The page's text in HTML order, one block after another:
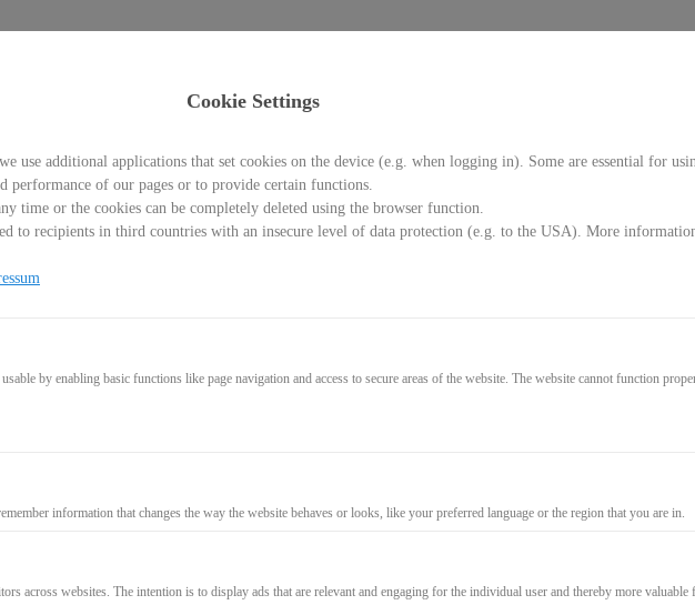
verborgene Macht deines
Cookie Settings
use additional applications that set cookies on the device (e.g. when logging in). Some are essential for
performance of our pages or to provide certain functions.
time or the cookies can be completely deleted using the browser function.
to recipients in third countries with an insecure level of data protection (e.g. to the USA). More
by enabling basic functions like page navigation and access to secure areas of the website. The website cannot function
information that changes the way the website behaves or looks, like your preferred language or the region that you are in.
across websites. The intention is to display ads that are relevant and engaging for the individual user and thereby more valuable